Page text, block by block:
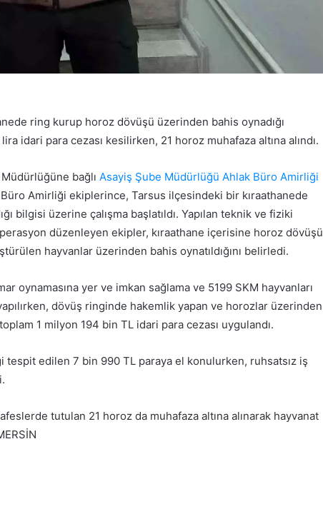
ring kurup horoz dövüşü üzerinden bahis oynadığı
idari para cezası kesilirken, 21 horoz muhafaza altına alındı.
bağlı Asayiş Şube Müdürlüğü Ahlak Büro Amirliği
Amirliği ekiplerince, Tarsus ilçesindeki bir kıraathanede
bilgisi üzerine çalışma başlatıldı. Yapılan teknik ve fiziki
düzenleyen ekipler, kıraathane içerisine horoz dövüşü
hayvanlar üzerinden bahis oynatıldığını belirledi.
oynamasına yer ve imkan sağlama ve 5199 SKM hayvanları
dövüş ringinde hakemlik yapan ve horozlar üzerinden
1 milyon 194 bin TL idari para cezası uygulandı.
tespit edilen 7 bin 990 TL paraya el konulurken, ruhsatsız iş
tutulan 21 horoz da muhafaza altına alınarak hayvanat